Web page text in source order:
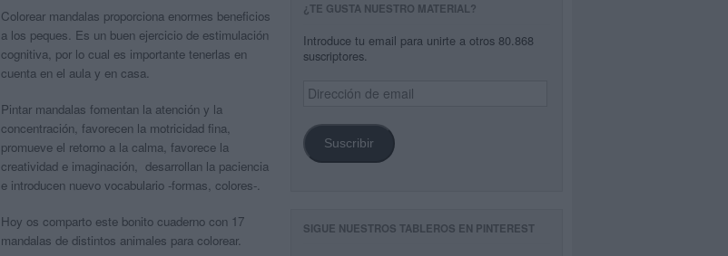
Colorear mandalas proporciona enormes beneficios
a los peques. Es un buen ejercicio de estimulación
cognitiva, por lo cual es importante tenerlas en
cuenta en el aula y en casa.
Pintar mandalas fomentan la atención y la
concentración, favorecen la motricidad fina,
promueve el retorno a la calma, favorece la
creatividad e imaginación, desarrollan la paciencia
e introducen nuevo vocabulario -formas, colores-.
Hoy os comparto este bonito cuaderno con 17
mandalas de distintos animales para colorear.
¿TE GUSTA NUESTRO MATERIAL?
Introduce tu email para unirte a otros 80.868
suscriptores.
Dirección
de
Suscribir
SIGUE NUESTROS TABLEROS EN PINTEREST